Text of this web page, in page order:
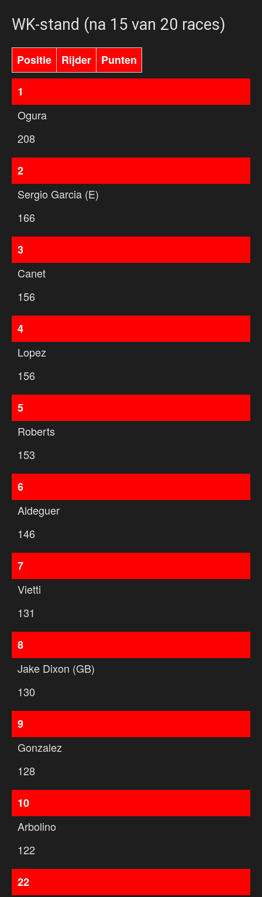
WK-stand (na 15 van 20 races)
Positie Rijder Punten
1
Ogura
208
2
Sergio Garcia (E)
166
3
Canet
156
4
Lopez
156
5
Roberts
153
6
Aldeguer
146
7
Vietti
131
8
Jake Dixon (GB)
130
9
Gonzalez
128
10
Arbolino
122
22